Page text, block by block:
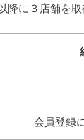
降に３店舗を
会員登録